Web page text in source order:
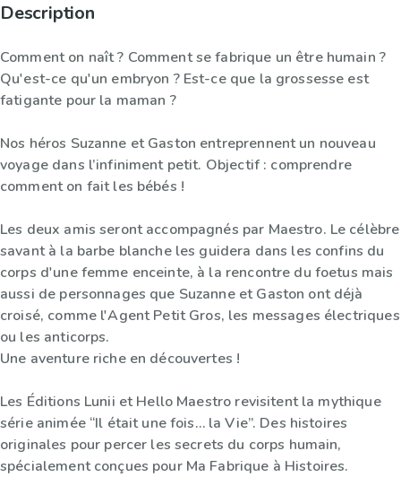
Description
Comment on naît ? Comment se fabrique un être humain ?
Qu'est-ce qu'un embryon ? Est-ce que la grossesse est
fatigante pour la maman ?
Nos héros Suzanne et Gaston entreprennent un nouveau
voyage dans l’infiniment petit. Objectif : comprendre
comment on fait les bébés !
Les deux amis seront accompagnés par Maestro. Le célèbre
savant à la barbe blanche les guidera dans les confins du
corps d'une femme enceinte, à la rencontre du foetus mais
aussi de personnages que Suzanne et Gaston ont déjà
croisé, comme l'Agent Petit Gros, les messages électriques
ou les anticorps.
Une aventure riche en découvertes !
Les Éditions Lunii et Hello Maestro revisitent la mythique
série animée “Il était une fois… la Vie”. Des histoires
originales pour percer les secrets du corps humain,
spécialement conçues pour Ma Fabrique à Histoires.